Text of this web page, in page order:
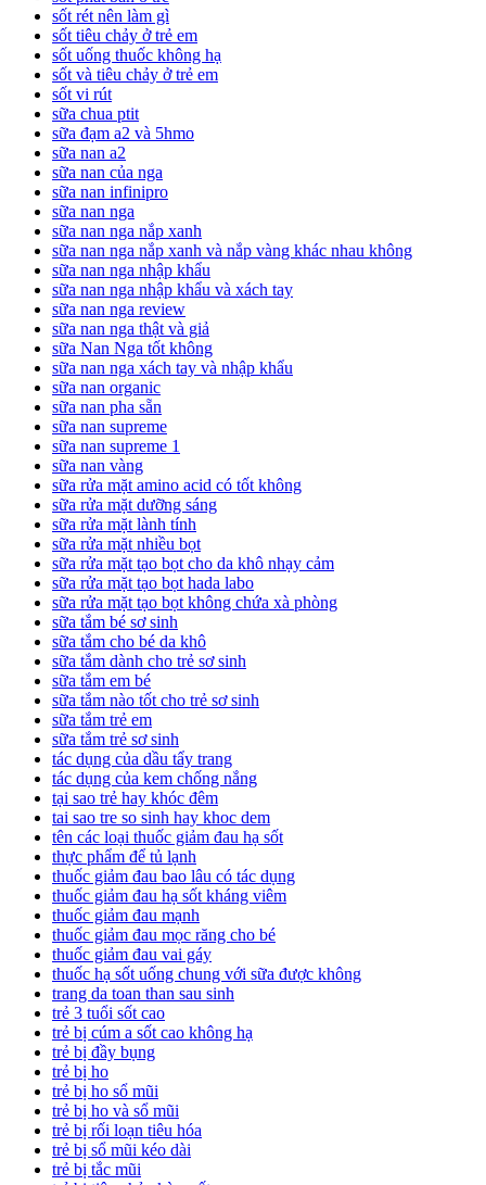
sốt rét nên làm gì
sốt tiêu chảy ở trẻ em
sốt uống thuốc không hạ
sốt và tiêu chảy ở trẻ em
sốt vi rút
sữa chua ptit
sữa đạm a2 và 5hmo
sữa nan a2
sữa nan của nga
sữa nan infinipro
sữa nan nga
sữa nan nga nắp xanh
sữa nan nga nắp xanh và nắp vàng khác nhau không
sữa nan nga nhập khẩu
sữa nan nga nhập khẩu và xách tay
sữa nan nga review
sữa nan nga thật và giả
sữa Nan Nga tốt không
sữa nan nga xách tay và nhập khẩu
sữa nan organic
sữa nan pha sẵn
sữa nan supreme
sữa nan supreme 1
sữa nan vàng
sữa rửa mặt amino acid có tốt không
sữa rửa mặt dưỡng sáng
sữa rửa mặt lành tính
sữa rửa mặt nhiều bọt
sữa rửa mặt tạo bọt cho da khô nhạy cảm
sữa rửa mặt tạo bọt hada labo
sữa rửa mặt tạo bọt không chứa xà phòng
sữa tắm bé sơ sinh
sữa tắm cho bé da khô
sữa tắm dành cho trẻ sơ sinh
sữa tắm em bé
sữa tắm nào tốt cho trẻ sơ sinh
sữa tắm trẻ em
sữa tắm trẻ sơ sinh
tác dụng của dầu tẩy trang
tác dụng của kem chống nắng
tại sao trẻ hay khóc đêm
tai sao tre so sinh hay khoc dem
tên các loại thuốc giảm đau hạ sốt
thực phẩm để tủ lạnh
thuốc giảm đau bao lâu có tác dụng
thuốc giảm đau hạ sốt kháng viêm
thuốc giảm đau mạnh
thuốc giảm đau mọc răng cho bé
thuốc giảm đau vai gáy
thuốc hạ sốt uống chung với sữa được không
trang da toan than sau sinh
trẻ 3 tuổi sốt cao
trẻ bị cúm a sốt cao không hạ
trẻ bị đầy bụng
trẻ bị ho
trẻ bị ho sổ mũi
trẻ bị ho và sổ mũi
trẻ bị rối loạn tiêu hóa
trẻ bị sổ mũi kéo dài
trẻ bị tắc mũi